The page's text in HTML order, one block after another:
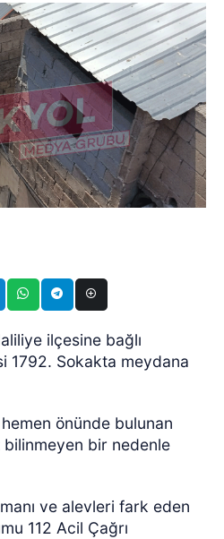
ilçesine bağlı
1792. Sokakta meydana
önünde bulunan
bir nedenle
ve alevleri fark eden
112 Acil Çağrı